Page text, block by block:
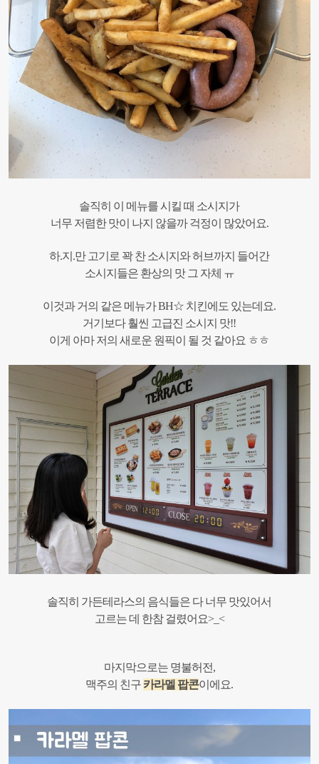
솔직히 이 메뉴를 시킬 때 소시지가
너무 저렴한 맛이 나지 않을까 걱정이 많았어요.
하.지.만 고기로 꽉 찬 소시지와 허브까지 들어간
소시지들은 환상의 맛 그 자체 ㅠ
이것과 거의 같은 메뉴가 BH☆ 치킨에도 있는데요.
거기보다 훨씬 고급진 소시지 맛!!
이게 아마 저의 새로운 원픽이 될 것 같아요 ㅎㅎ
솔직히 가든테라스의 음식들은 다 너무 맛있어서
고르는 데 한참 걸렸어요>_<
마지막으로는 명불허전,
맥주의 친구 카라멜 팝콘이에요.